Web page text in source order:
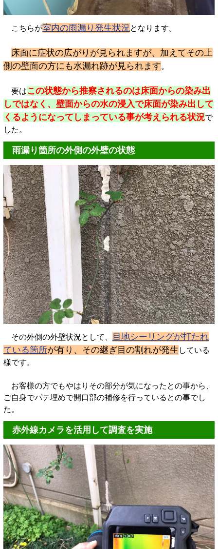
こちらが室内の雨漏り発生状況となります。
床面に症状の広がりが見られますが、加えてその上
側の壁面の方にも水漏れ跡が見られます。
要はこの状態から推察されるのは床面からの染み出
しではなく、壁面からの水の浸入で床面が染み出して
くるようになってしまっている事が考えられる状況で
した。
雨漏り箇所の外側の外壁の状態
その外側の外壁状況として、
目地シーリングが打たれ
ている箇所が有り、その継ぎ目の割れが発生 している
様です。
お客様の方でもやはりその部分が気になったとの事から、
ご自身でパテ埋めで開口部の補修を行っているとの事でし
た。
赤外線カメラを活用して調査を実施